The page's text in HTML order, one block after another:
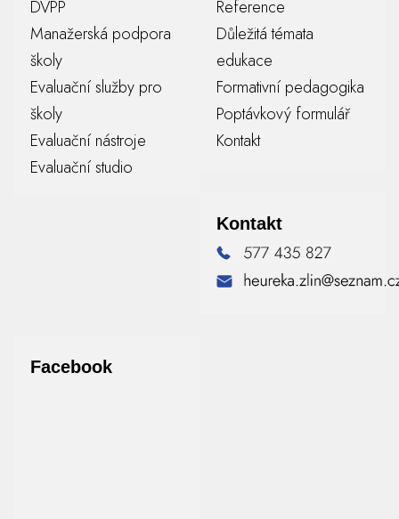
DVPP
Manažerská podpora
školy
Evaluační služby pro
školy
Evaluační nástroje
Evaluační studio
Reference
Důležitá témata
edukace
Formativní pedagogika
Poptávkový formulář
Kontakt
Kontakt
Facebook